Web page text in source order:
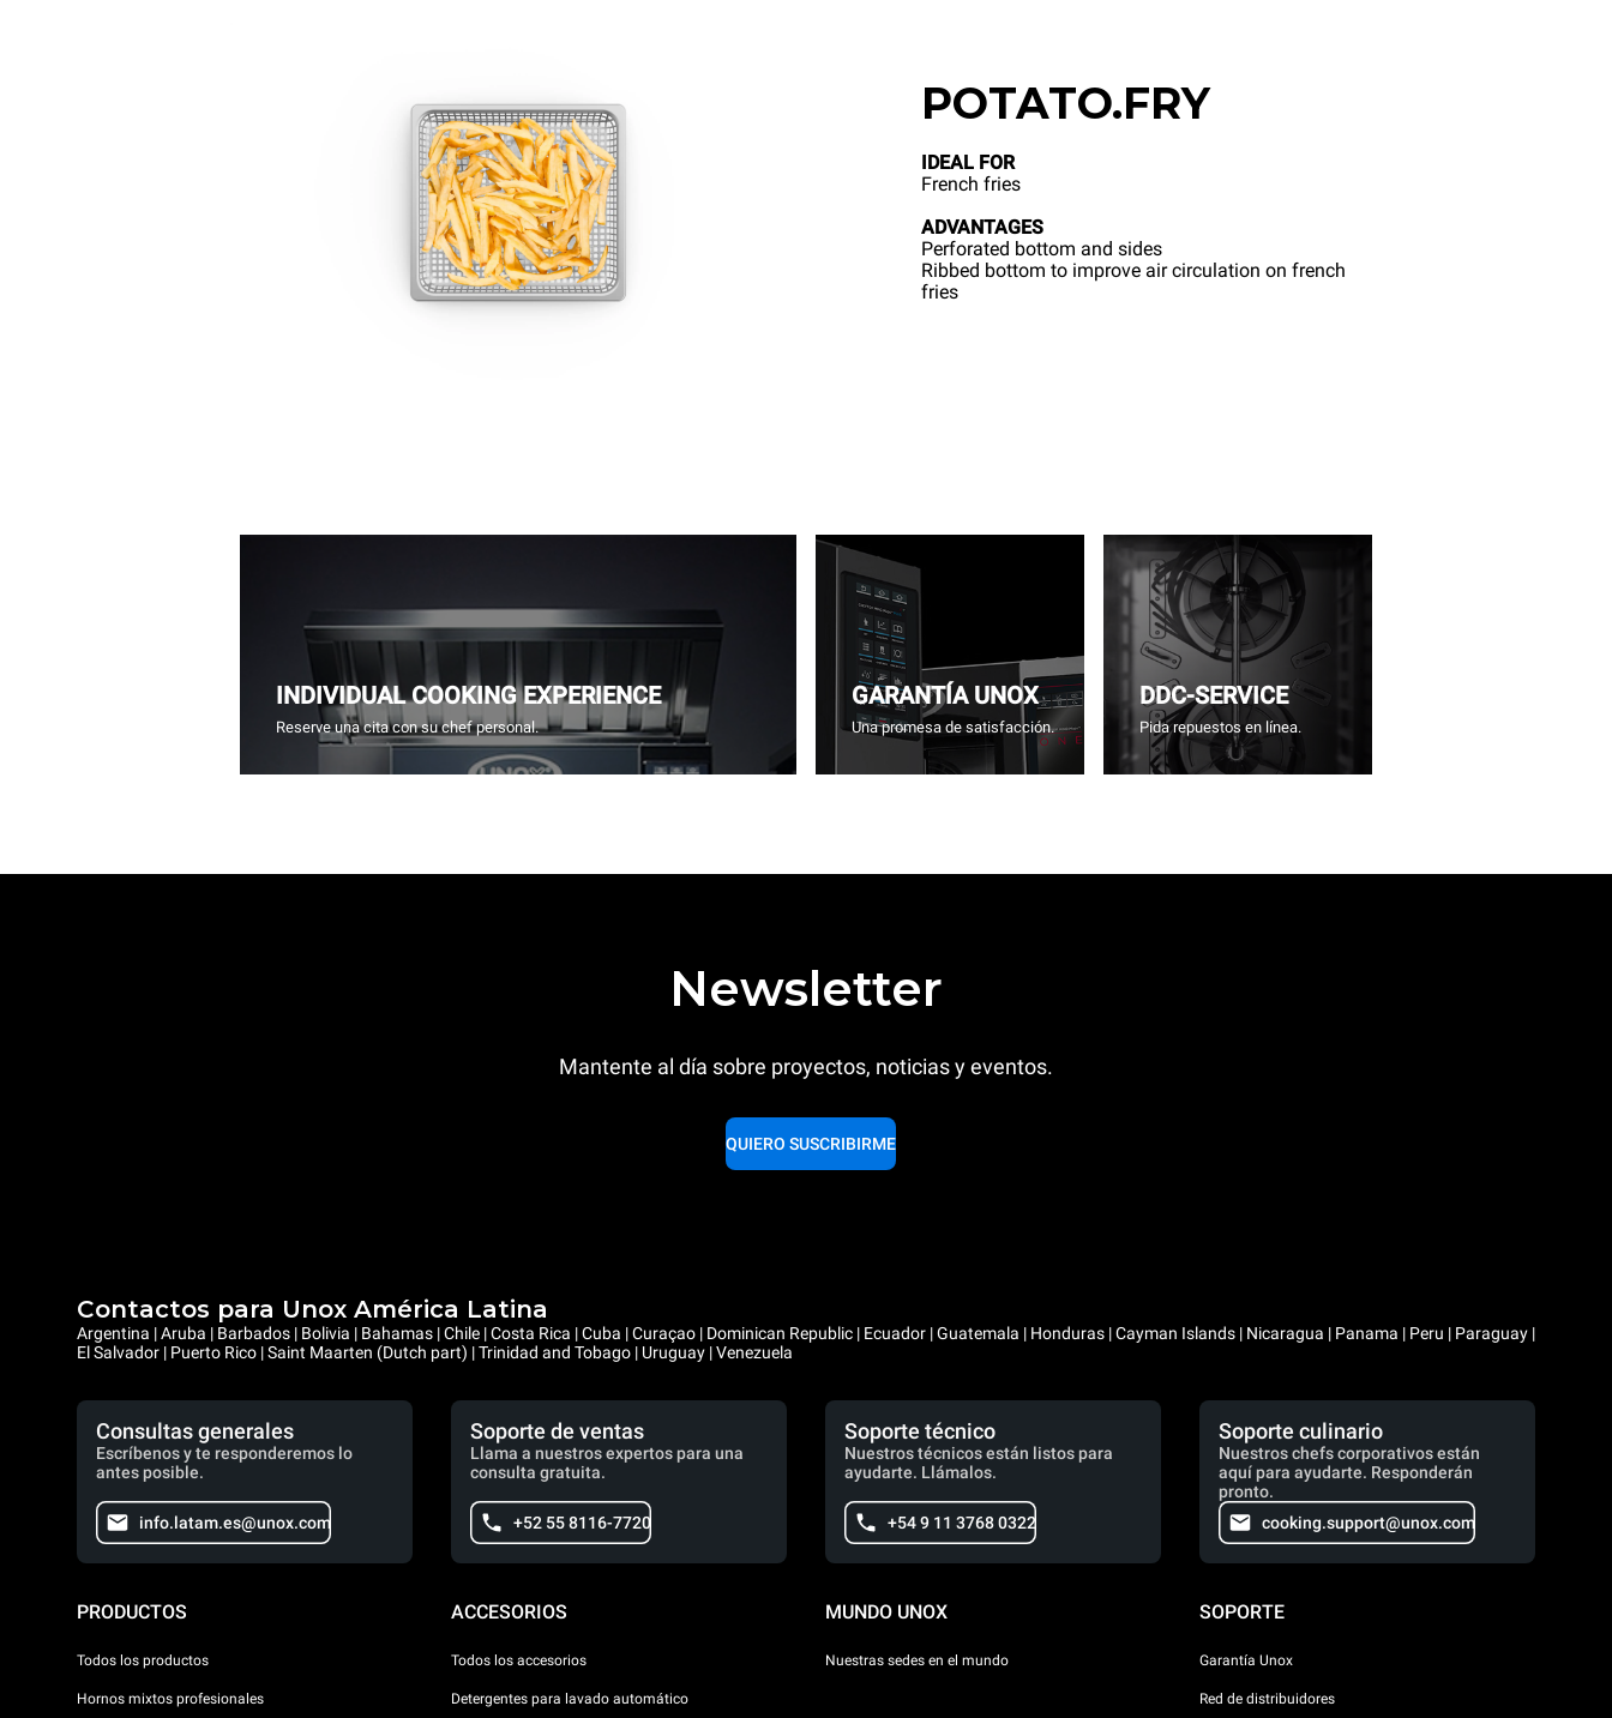
POTATO.FRY
IDEAL FOR
French fries
ADVANTAGES
Perforated bottom and sides
Ribbed bottom to improve air circulation on french
fries
INDIVIDUAL COOKING EXPERIENCE
Reserve una cita con su chef personal.
GARANTÍA UNOX
Una promesa de satisfacción.
DDC-SERVICE
Pida repuestos en línea.
Newsletter
Mantente al día sobre proyectos, noticias y eventos.
QUIERO SUSCRIBIRME
Contactos para Unox América Latina
Argentina | Aruba | Barbados | Bolivia | Bahamas | Chile | Costa Rica | Cuba | Curaçao | Dominican Republic | Ecuador | Guatemala | Honduras | Cayman Islands | Nicaragua | Panama | Peru | Paraguay |
El Salvador | Puerto Rico | Saint Maarten (Dutch part) | Trinidad and Tobago | Uruguay | Venezuela
Consultas generales
Escríbenos y te responderemos lo
antes posible.
info.latam.es@unox.com
Soporte de ventas
Llama a nuestros expertos para una
consulta gratuita.
+52 55 8116-7720
Soporte técnico
Nuestros técnicos están listos para
ayudarte. Llámalos.
+54 9 11 3768 0322
Soporte culinario
Nuestros chefs corporativos están
aquí para ayudarte. Responderán
pronto.
cooking.support@unox.com
PRODUCTOS
Todos los productos
Hornos mixtos profesionales
ACCESORIOS
Todos los accesorios
Detergentes para lavado automático
MUNDO UNOX
Nuestras sedes en el mundo
SOPORTE
Garantía Unox
Red de distribuidores